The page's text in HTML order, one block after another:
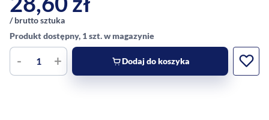
/ brutto sztuka
Produkt dostępny, 1 szt. w magazynie
- + Dodaj do koszyka